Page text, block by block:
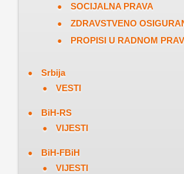
SOCIJALNA PRAVA
ZDRAVSTVENO
PROPISI U RADNOM
Srbija
VESTI
BiH-RS
VIJESTI
BiH-FBiH
VIJESTI